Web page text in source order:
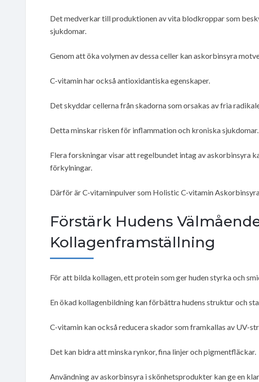
Det medverkar till produktionen av vita blodkroppar som
sjukdomar.
Genom att öka volymen av dessa celler kan askorbinsyra
C-vitamin har också antioxidantiska egenskaper.
Det skyddar cellerna från skadorna som orsakas av fria
Detta minskar risken för inflammation och kroniska sjukdomar.
Flera forskningar visar att regelbundet intag av askorbinsyra
förkylningar.
Därför är C-vitaminpulver som Holistic C-vitamin
Förstärk Hudens
Kollagenframställning
För att bilda kollagen, ett protein som ger huden styrka och
En ökad kollagenbildning kan förbättra hudens struktur och
C-vitamin kan också reducera skador som framkallas av UV-
Det kan bidra att minska rynkor, fina linjer och pigmentfläckar.
Användning av askorbinsyra i skönhetsprodukter kan ge en